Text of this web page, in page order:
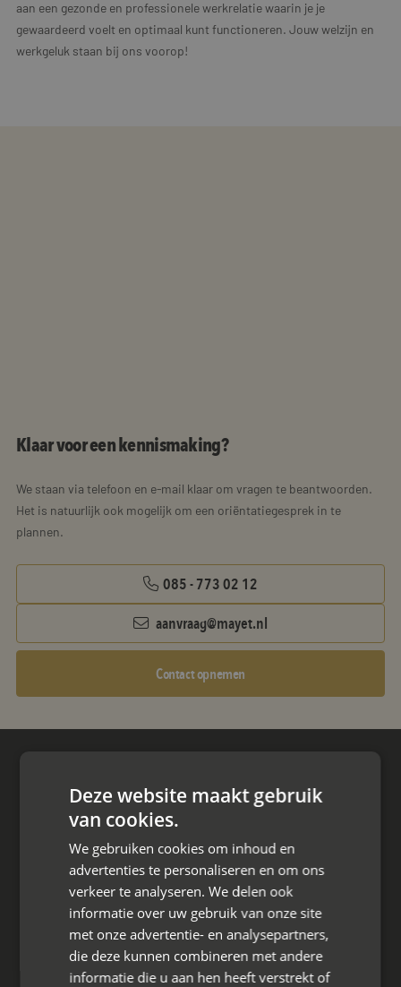
aan een gezonde en professionele werkrelatie waarin je je
gewaardeerd voelt en optimaal kunt functioneren. Jouw welzijn en
werkgeluk staan bij ons voorop!
Klaar voor een kennismaking?
We staan via telefoon en e-mail klaar om vragen te beantwoorden.
Het is natuurlijk ook mogelijk om een oriëntatiegesprek in te
plannen.
085 - 773 02 12
aanvraag@mayet.nl
Contact opnemen
Den Berg 16A
4661 KZ Halsteren,
085 - 773 02 12
aanvraag@mayet.nl
Deze website maakt gebruik
van cookies.
We gebruiken cookies om inhoud en
advertenties te personaliseren en om ons
verkeer te analyseren. We delen ook
informatie over uw gebruik van onze site
met onze advertentie- en analysepartners,
die deze kunnen combineren met andere
informatie die u aan hen heeft verstrekt of